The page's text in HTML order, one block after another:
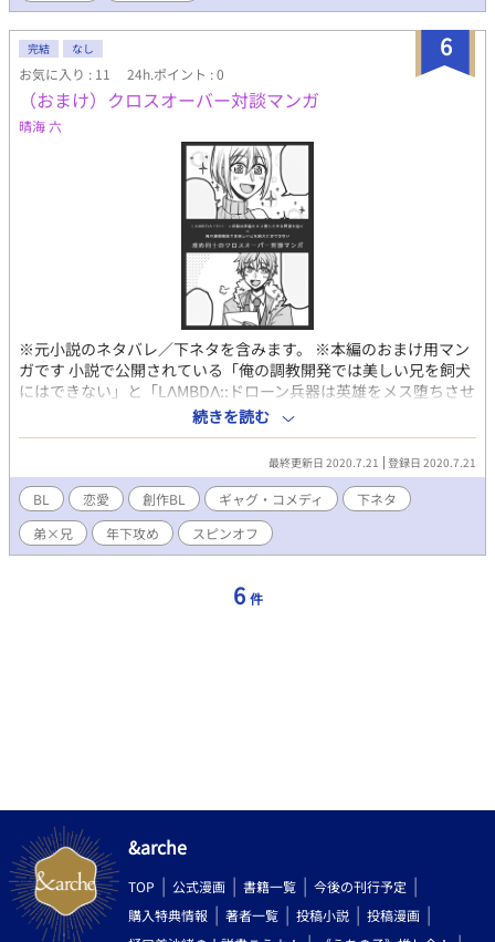
6
完結 なし
お気に入り : 11 24h.ポイント : 0
（おまけ）クロスオーバー対談マンガ
晴海 六
※元小説のネタバレ／下ネタを含みます。 ※本編のおまけ用マン
ガです 小説で公開されている「俺の調教開発では美しい兄を飼犬
にはできない」と「LΛMBDΛ::ドローン兵器は英雄をメス堕ちさせ
る野望を抱く」の攻めの2人によるクロスオーバー対談漫画です。
4コマ2本を分割して掲載しています。 漫画の元になっているイラ
ストとSSは、大田さんのページに掲載されています。↓↓↓ ※※
元小説はR18作品ですのでご注意ください※※ ◆俺の調教開発で
は美しい兄を飼犬にはできない
https://www.alphapolis.co.jp/novel/288656547/275365495
◆LΛMBDΛ::ドローン兵器は英雄をメス堕ちさせる野望を抱く
https://www.alphapolis.co.jp/novel/288656547/380370792
続きを読む
最終更新日 2020.7.21 登録日 2020.7.21
BL 恋愛 創作BL ギャグ・コメディ
下ネタ
弟×兄
年下攻め スピンオフ
6 件
&arche
TOP 公式漫画 書籍一覧
今後の刊行予定
購入特典情報
著者一覧 投稿小説
投稿漫画